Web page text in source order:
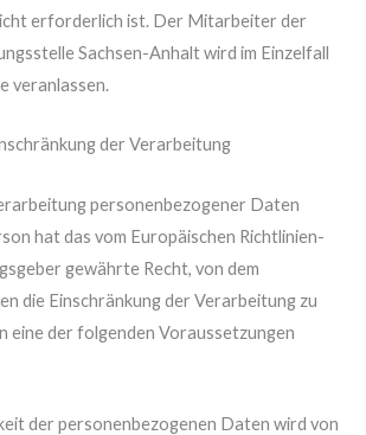
erforderlich ist. Der Mitarbeiter der
Sachsen-Anhalt wird im Einzelfall
veranlassen.
der Verarbeitung
personenbezogener Daten
hat das vom Europäischen Richtlinien-
gewährte Recht, von dem
die Einschränkung der Verarbeitung zu
eine der folgenden Voraussetzungen
der personenbezogenen Daten wird von